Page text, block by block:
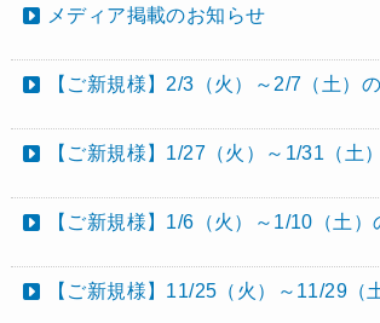
メディア掲載のお知らせ
【ご新規様】2/3（火）～2/7（土）
【ご新規様】1/27（火）～1/31（土
【ご新規様】1/6（火）～1/10（土）
【ご新規様】11/25（火）～11/29（